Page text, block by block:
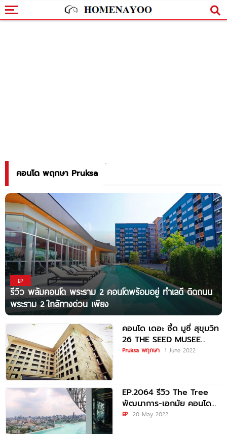
คอนโด พฤกษา Pruksa
EP
รีวิว พลัมคอนโด พระราม 2 คอนโดพร้อมอยู่ ทำเลดี ติดถนน
พระราม 2 ใกล้ทางด่วน เพียง
คอนโด เดอะ ซี้ด มูซี่ สุขุมวิท
26 THE SEED MUSEE
SUKHUMVIT
Pruksa พฤกษา 1 June 2022
EP.2064 รีวิว The Tree
พัฒนาการ-เอกมัย คอนโด
พร้อมอยู่ ใกล้ ARL
EP 20 May 2022